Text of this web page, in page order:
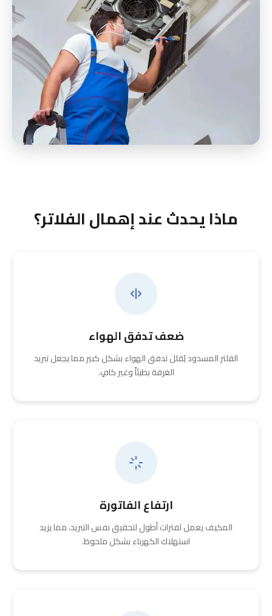
ماذا يحدث عند إهمال الفلاتر؟
ضعف تدفق الهواء
الفلتر المسدود يُقلل تدفق الهواء بشكل كبير مما يجعل تبريد
الغرفة بطيئاً وغير كافٍ.
ارتفاع الفاتورة
المكيف يعمل لفترات أطول لتحقيق نفس التبريد، مما يزيد
استهلاك الكهرباء بشكل ملحوظ.